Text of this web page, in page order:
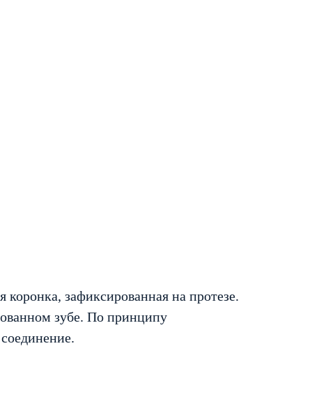
зафиксированная на протезе.
зубе. По принципу